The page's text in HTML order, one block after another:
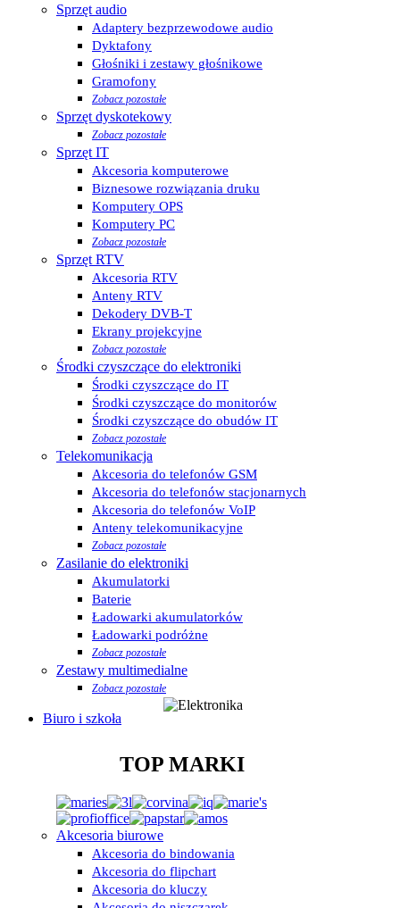
Sprzęt audio
Adaptery bezprzewodowe audio
Dyktafony
Głośniki i zestawy głośnikowe
Gramofony
Zobacz pozostałe
Sprzęt dyskotekowy
Zobacz pozostałe
Sprzęt IT
Akcesoria komputerowe
Biznesowe rozwiązania druku
Komputery OPS
Komputery PC
Zobacz pozostałe
Sprzęt RTV
Akcesoria RTV
Anteny RTV
Dekodery DVB-T
Ekrany projekcyjne
Zobacz pozostałe
Środki czyszczące do elektroniki
Środki czyszczące do IT
Środki czyszczące do monitorów
Środki czyszczące do obudów IT
Zobacz pozostałe
Telekomunikacja
Akcesoria do telefonów GSM
Akcesoria do telefonów stacjonarnych
Akcesoria do telefonów VoIP
Anteny telekomunikacyjne
Zobacz pozostałe
Zasilanie do elektroniki
Akumulatorki
Baterie
Ładowarki akumulatorków
Ładowarki podróżne
Zobacz pozostałe
Zestawy multimedialne
Zobacz pozostałe
Biuro i szkoła
TOP MARKI
Akcesoria biurowe
Akcesoria do bindowania
Akcesoria do flipchart
Akcesoria do kluczy